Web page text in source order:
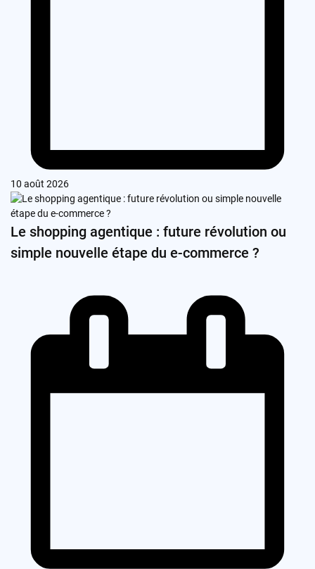
10 août 2026
Le shopping agentique : future révolution ou
simple nouvelle étape du e-commerce ?